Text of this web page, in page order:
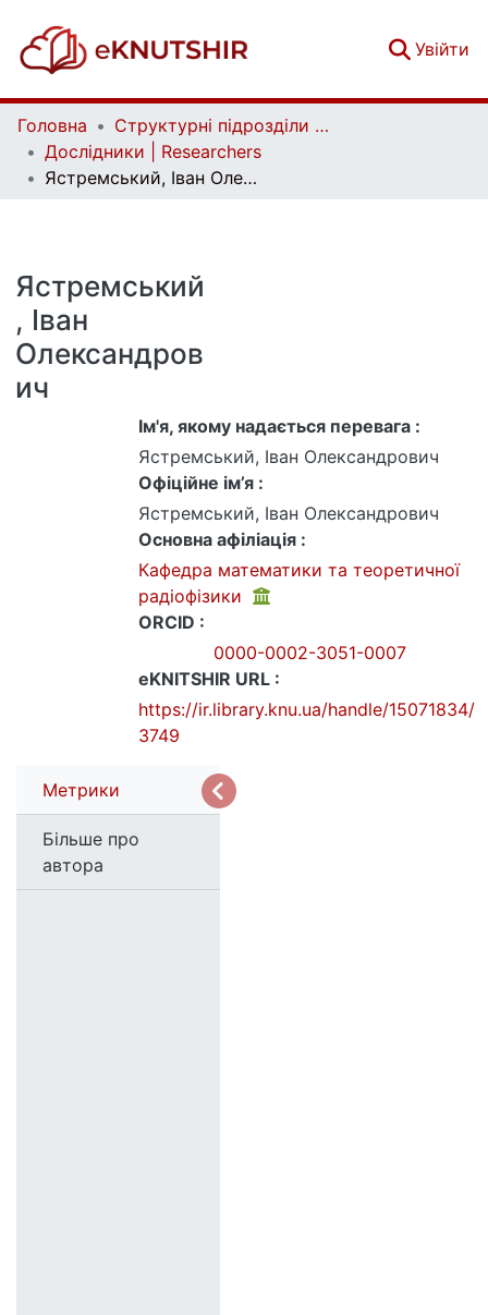
Увійти
Головна
Структурні підрозділи Київського національного університету імені Тараса Шевченка та Організації | Faculties, Institutes and Departments of Taras Shevchenko National University of Kyiv and Organizations
Дослідники | Researchers
Ястремський, Іван Олександрович
Ястремський
, Іван
Олександров
ич
Ім'я, якому надається перевага :
Ястремський, Іван Олександрович
Офіційне ім’я :
Ястремський, Іван Олександрович
Основна афіліація :
Кафедра математики та теоретичної
радіофізики
ORCID :
0000-0002-3051-0007
eKNITSHIR URL :
https://ir.library.knu.ua/handle/15071834/
3749
Метрики
Більше про
автора